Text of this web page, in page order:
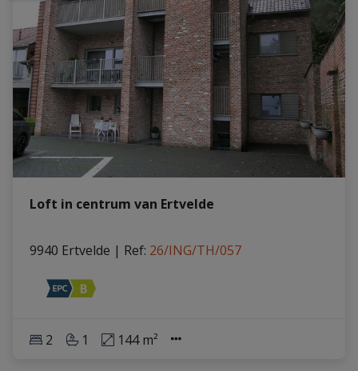
Loft in centrum van Ertvelde
9940 Ertvelde | Ref: 26/ING/TH/057
2 1 144 m²